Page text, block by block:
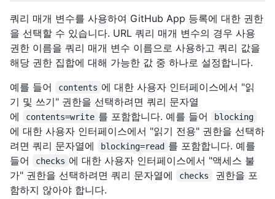
쿼리 매개 변수를 사용하여 GitHub App 등록에 대한 권한
을 선택할 수 있습니다. URL 쿼리 매개 변수의 경우 사용
권한 이름을 쿼리 매개 변수 이름으로 사용하고 쿼리 값을
해당 권한 집합에 대해 가능한 값 중 하나로 설정합니다.
예를 들어
contents 에 대한 사용자 인터페이스에서 "읽
기 및 쓰기" 권한을 선택하려면 쿼리 문자열
에
contents=write 를 포함합니다. 예를 들어 blocking
에 대한 사용자 인터페이스에서 "읽기 전용" 권한을 선택하
려면 쿼리 문자열에
blocking=read 를 포함합니다. 예를
들어
checks 에 대한 사용자 인터페이스에서 "액세스 불
가" 권한을 선택하려면 쿼리 문자열에
checks
권한을 포
함하지 않아야 합니다.